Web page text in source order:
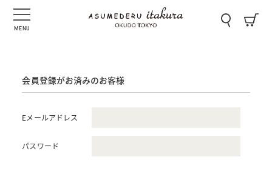
MENU
会員登録がお済みのお客様
Eメールアドレス
パスワード